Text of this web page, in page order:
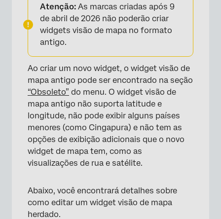
Atenção: As marcas criadas após 9
de abril de 2026 não poderão criar
widgets visão de mapa no formato
antigo.
Ao criar um novo widget, o widget visão de
mapa antigo pode ser encontrado na seção
“Obsoleto” do menu. O widget visão de
mapa antigo não suporta latitude e
longitude, não pode exibir alguns países
menores (como Cingapura) e não tem as
opções de exibição adicionais que o novo
widget de mapa tem, como as
visualizações de rua e satélite.
Abaixo, você encontrará detalhes sobre
como editar um widget visão de mapa
herdado.